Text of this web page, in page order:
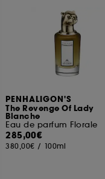
PENHALIGON'S
The Revenge Of Lady
Blanche
Eau de parfum Florale
285,00€
380,00€ / 100ml